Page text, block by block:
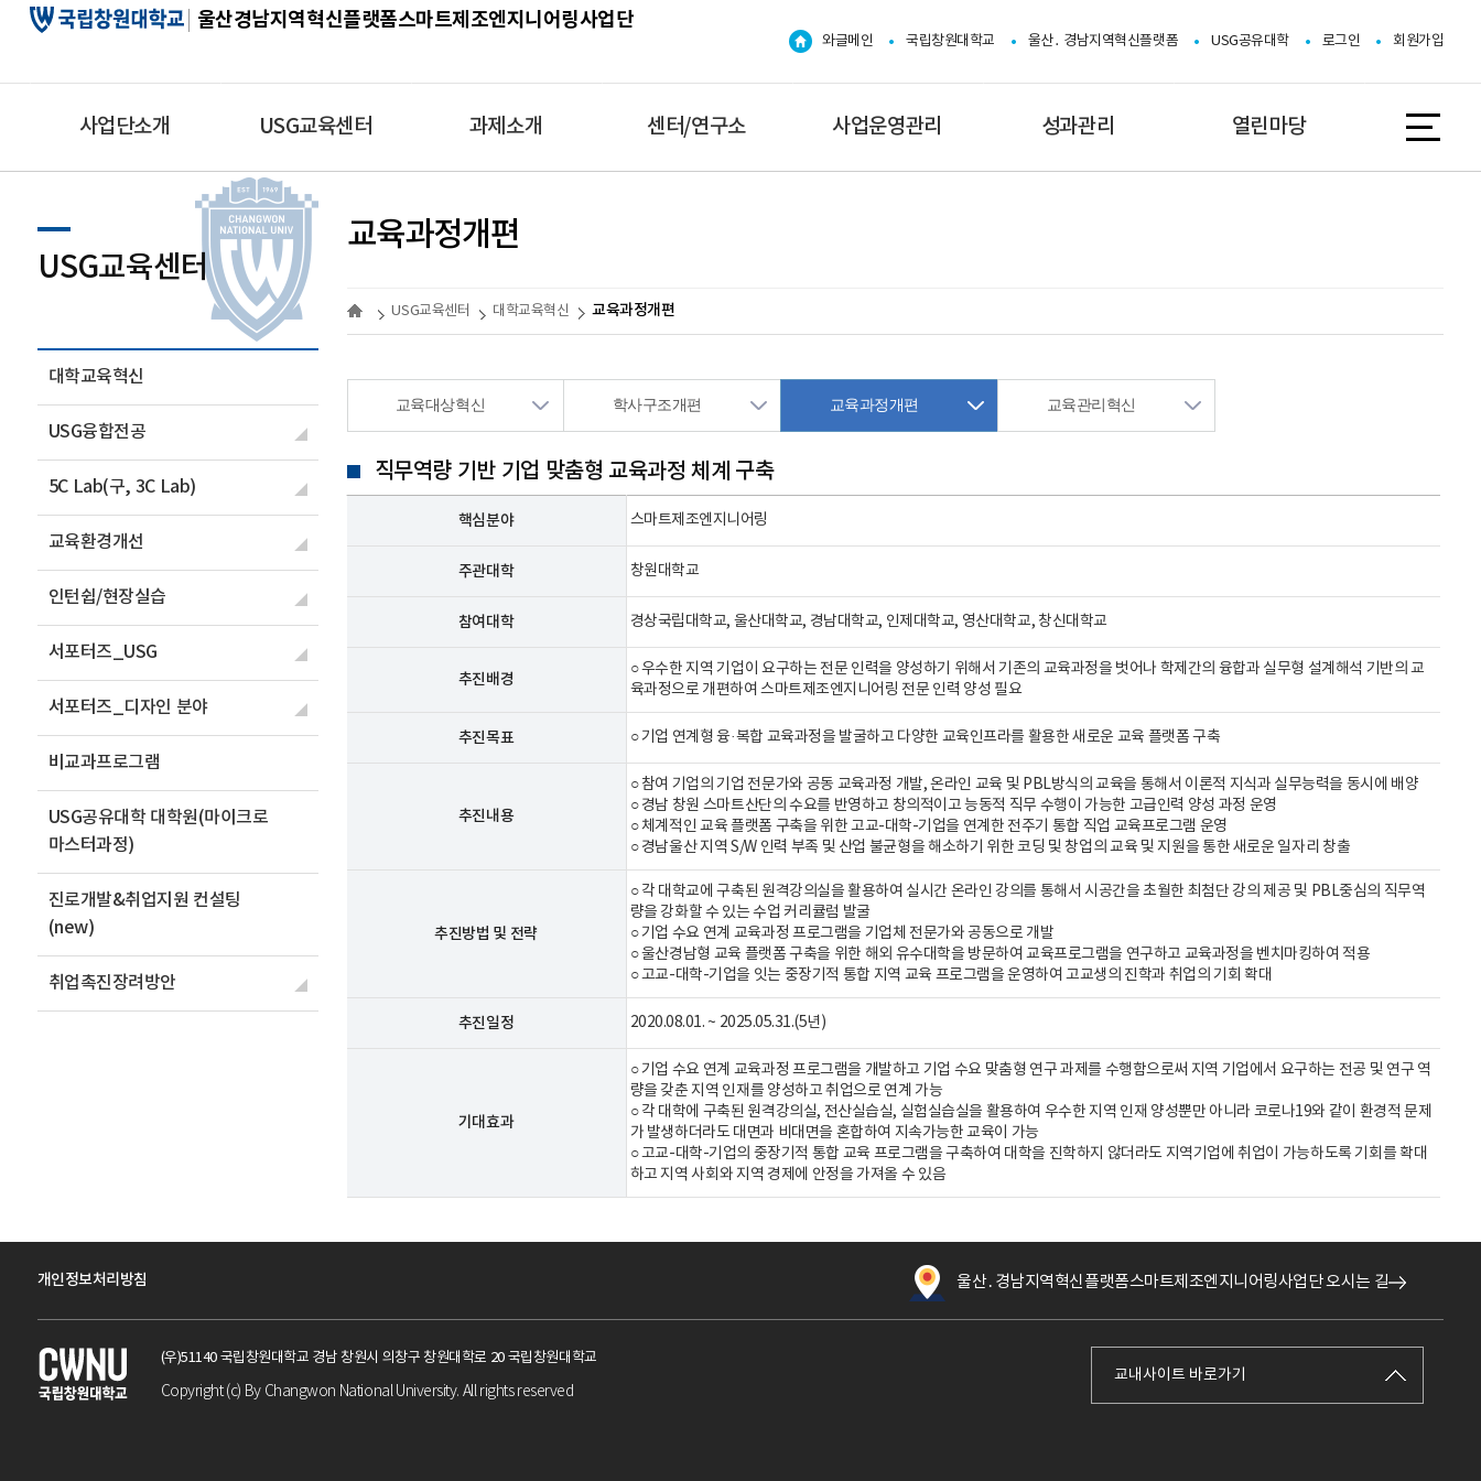
울산경남지역혁신플랫폼스마트제조엔지니어링사업단
와글메인 국립창원대학교 울산․ 경남지역혁신플랫폼 USG공유대학 로그인 회원가입
사업단소개
위원회
시그니처 및 캐릭터
USG교육센터
대학교육혁신
USG융합전공
5C Lab(구, 3C Lab)
교육환경개선
서포터즈_디자인 분야
비교과프로그램
USG공유대학 대학원
진로개발&취업지원 컨
과제소개
소과제1 (이노베이션센
소과제2 (고교-연계형
특화분야)
소과제3 (기업연계인력
매칭)
신선도)
소과제5 (산업응용공유
소과제6 (고급인재취업
소과제8(idP플랫폼)
자율과제(글로컬대학기
센터/연구소
산업응용공유연구소
사업운영관리
계약관리
물품 사용위치 변경 및
반출요청
성과관리 열린마당
RIS 핵심장비
보도자료
USG교육센터
대학교육혁신
USG융합전공
5C Lab(구, 3C Lab)
교육환경개선
인턴쉽/현장실습
서포터즈_USG
서포터즈_디자인 분야
비교과프로그램
USG공유대학 대학원(마이크로
마스터과정)
진로개발&취업지원 컨설팅
(new)
취업촉진장려방안
교육과정개편
USG교육센터 대학교육혁신 교육과정개편
교육대상혁신 학사구조개편 교육과정개편 교육관리혁신
직무역량 기반 기업 맞춤형 교육과정 체계 구축
핵심분야 스마트제조엔지니어링
주관대학 창원대학교
참여대학 경상국립대학교, 울산대학교, 경남대학교, 인제대학교, 영산대학교, 창신대학교
추진배경
○ 우수한 지역 기업이 요구하는 전문 인력을 양성하기 위해서 기존의 교육과정을 벗어나 학제간의 융합과 실무형 설계해석 기반의 교
육과정으로 개편하여 스마트제조엔지니어링 전문 인력 양성 필요
추진목표 ○ 기업 연계형 융·복합 교육과정을 발굴하고 다양한 교육인프라를 활용한 새로운 교육 플랫폼 구축
추진내용
○ 참여 기업의 기업 전문가와 공동 교육과정 개발, 온라인 교육 및 PBL방식의 교육을 통해서 이론적 지식과 실무능력을 동시에 배양
○ 경남 창원 스마트산단의 수요를 반영하고 창의적이고 능동적 직무 수행이 가능한 고급인력 양성 과정 운영
○ 체계적인 교육 플랫폼 구축을 위한 고교-대학-기업을 연계한 전주기 통합 직업 교육프로그램 운영
○ 경남울산 지역 S/W 인력 부족 및 산업 불균형을 해소하기 위한 코딩 및 창업의 교육 및 지원을 통한 새로운 일자리 창출
추진방법 및 전략
○ 각 대학교에 구축된 원격강의실을 활용하여 실시간 온라인 강의를 통해서 시공간을 초월한 최첨단 강의 제공 및 PBL중심의 직무역
량을 강화할 수 있는 수업 커리큘럼 발굴
○ 기업 수요 연계 교육과정 프로그램을 기업체 전문가와 공동으로 개발
○ 울산경남형 교육 플랫폼 구축을 위한 해외 유수대학을 방문하여 교육프로그램을 연구하고 교육과정을 벤치마킹하여 적용
○ 고교-대학-기업을 잇는 중장기적 통합 지역 교육 프로그램을 운영하여 고교생의 진학과 취업의 기회 확대
추진일정 2020.08.01. ~ 2025.05.31.(5년)
기대효과
○ 기업 수요 연계 교육과정 프로그램을 개발하고 기업 수요 맞춤형 연구 과제를 수행함으로써 지역 기업에서 요구하는 전공 및 연구 역
량을 갖춘 지역 인재를 양성하고 취업으로 연계 가능
○ 각 대학에 구축된 원격강의실, 전산실습실, 실험실습실을 활용하여 우수한 지역 인재 양성뿐만 아니라 코로나19와 같이 환경적 문제
가 발생하더라도 대면과 비대면을 혼합하여 지속가능한 교육이 가능
○ 고교-대학-기업의 중장기적 통합 교육 프로그램을 구축하여 대학을 진학하지 않더라도 지역기업에 취업이 가능하도록 기회를 확대
하고 지역 사회와 지역 경제에 안정을 가져올 수 있음
개인정보처리방침 울산․경남지역혁신플랫폼스마트제조엔지니어링사업단 오시는 길
교내사이트 바로가기
(우)51140 국립창원대학교 경남 창원시 의창구 창원대학로 20 국립창원대학교
Copyright (c) By Changwon National University. All rights reserved